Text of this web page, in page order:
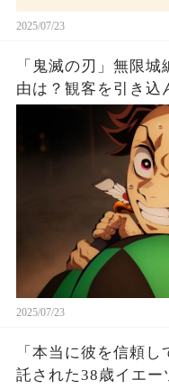
2025/07/23
「鬼滅の刃」無限
由は？観客を引き込
2025/07/23
「本当に彼を信頼
託された38歳イエー